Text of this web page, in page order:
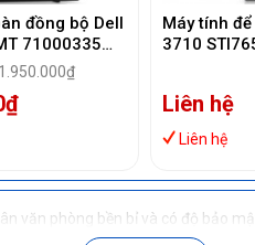
đồng bộ Dell
71000335
8G/3200|
Máy tính
3710
Windows
Home and
Liên hệ
Liên hệ
văn phòng bền bỉ và có độ bảo